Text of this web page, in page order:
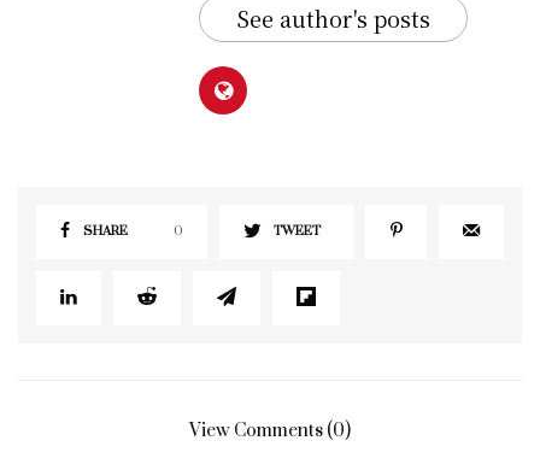
See author's posts
SHARE 0 TWEET
View Comments (0)